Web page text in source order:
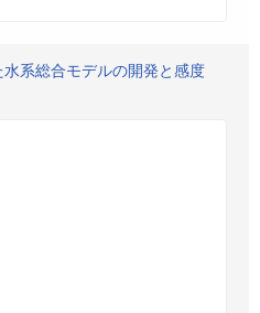
系総合モデルの開発と感度